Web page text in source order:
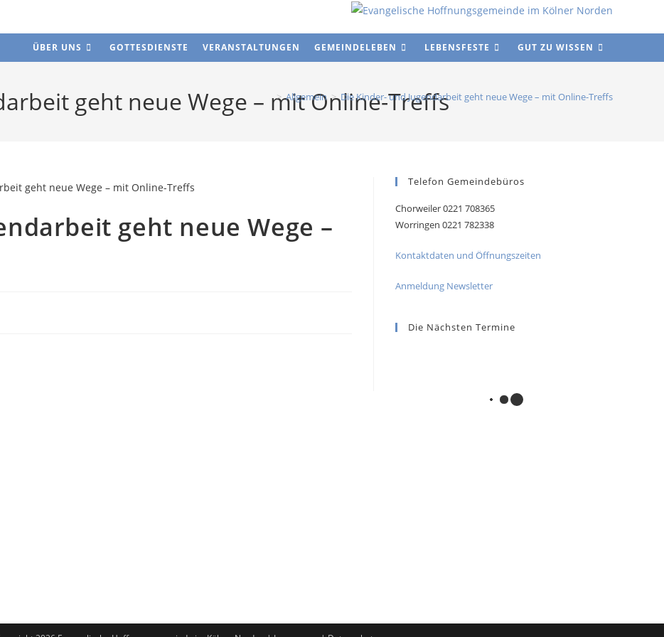
ÜBER UNS GOTTESDIENSTE VERANSTALTUNGEN GEMEINDELEBEN LEBENSFESTE GUT ZU WISSEN
geht neue Wege – mit Online-Treffs
> Allgemein > Die Kinder- und Jugendarbeit geht neue Wege – mit Online-Treffs
geht neue Wege –
Telefon Gemeindebüros
Chorweiler 0221 708365
Worringen 0221 782338
Kontaktdaten und Öffnungszeiten
Anmeldung Newsletter
Die Nächsten Termine